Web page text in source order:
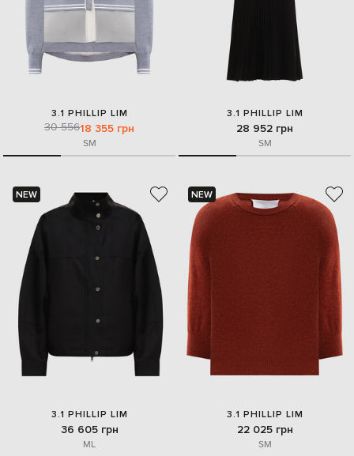
3.1 PHILLIP LIM
30 55618 355 грн
SM
3.1 PHILLIP LIM
28 952 грн
SM
NEW
3.1 PHILLIP LIM
36 605 грн
ML
NEW
3.1 PHILLIP LIM
22 025 грн
SM